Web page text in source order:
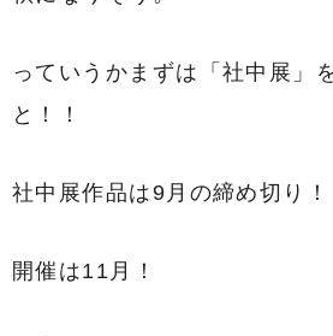
っていうかまずは「社中展」
と！！
社中展作品は9月の締め切り！
開催は11月！